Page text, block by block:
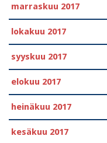
marraskuu 2017
lokakuu 2017
syyskuu 2017
elokuu 2017
heinäkuu 2017
kesäkuu 2017